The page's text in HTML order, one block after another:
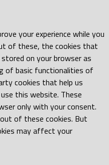
your experience while you
of these, the cookies that
on your browser as
of basic functionalities of
cookies that help us
this website. These
only with your consent.
of these cookies. But
may affect your